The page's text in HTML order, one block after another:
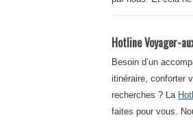
Hotline Voyager-
Besoin d’un
itinéraire, conforter
recherches ? La
faites pour vous.